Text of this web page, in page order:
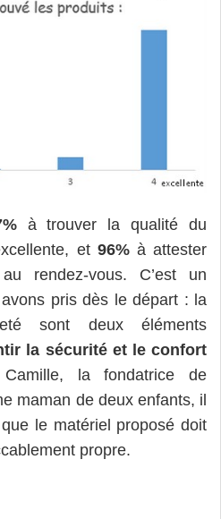
à trouver la qualité du
et 96% à attester
rendez-vous. C’est un
pris dès le départ : la
sont deux éléments
la sécurité et le confort
la fondatrice de
maman de deux enfants, il
le matériel proposé doit
propre.